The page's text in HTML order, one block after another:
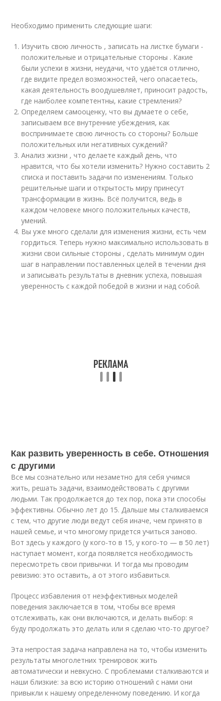
Необходимо применить следующие шаги:
Изучить свою личность , записать на листке бумаги -
положительные и отрицательные стороны . Какие
были успехи в жизни, неудачи, что удаётся отлично,
где видите предел возможностей, чего опасаетесь,
какая деятельность воодушевляет, приносит радость,
где наиболее компетентны, какие стремления?
Определяем самооценку, что вы думаете о себе,
записываем все внутренние убеждения, как
воспринимаете свою личность со стороны? Больше
положительных или негативных суждений?
Анализ жизни , что делаете каждый день, что
нравится, что бы хотели изменить? Нужно составить 2
списка и поставить задачи по изменениям. Только
решительные шаги и открытость миру принесут
трансформации в жизнь. Всё получится, ведь в
каждом человеке много положительных качеств,
умений.
Вы уже много сделали для изменения жизни, есть чем
гордиться. Теперь нужно максимально использовать в
жизни свои сильные стороны , сделать минимум один
шаг в направлении поставленных целей в течении дня
и записывать результаты в дневник успеха, повышая
уверенность с каждой победой в жизни и над собой.
Как развить уверенность в себе. Отношения
с другими
Все мы сознательно или незаметно для себя учимся
жить, решать задачи, взаимодействовать с другими
людьми. Так продолжается до тех пор, пока эти способы
эффективны. Обычно лет до 15. Дальше мы сталкиваемся
с тем, что другие люди ведут себя иначе, чем принято в
нашей семье, и что многому придется учиться заново.
Вот здесь у каждого (у кого-то в 15, у кого-то — в 50 лет)
наступает момент, когда появляется необходимость
пересмотреть свои привычки. И тогда мы проводим
ревизию: это оставить, а от этого избавиться.
Процесс избавления от неэффективных моделей
поведения заключается в том, чтобы все время
отслеживать, как они включаются, и делать выбор: я
буду продолжать это делать или я сделаю что-то другое?
Эта непростая задача направлена на то, чтобы изменить
результаты многолетних тренировок жить
автоматически и невкусно. С проблемами сталкиваются и
наши близкие: за всю историю отношений с нами они
привыкли к нашему определенному поведению. И когда